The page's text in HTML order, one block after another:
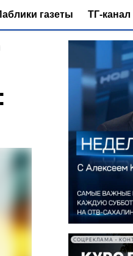
газеты ТГ-
СОЦРЕКЛАМА •